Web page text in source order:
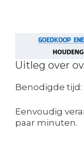
Uitleg over
Benodigde tijd:
Eenvoudig
paar minuten.